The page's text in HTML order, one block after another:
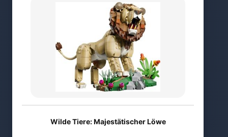
Wilde Tiere: Majestätischer Löwe